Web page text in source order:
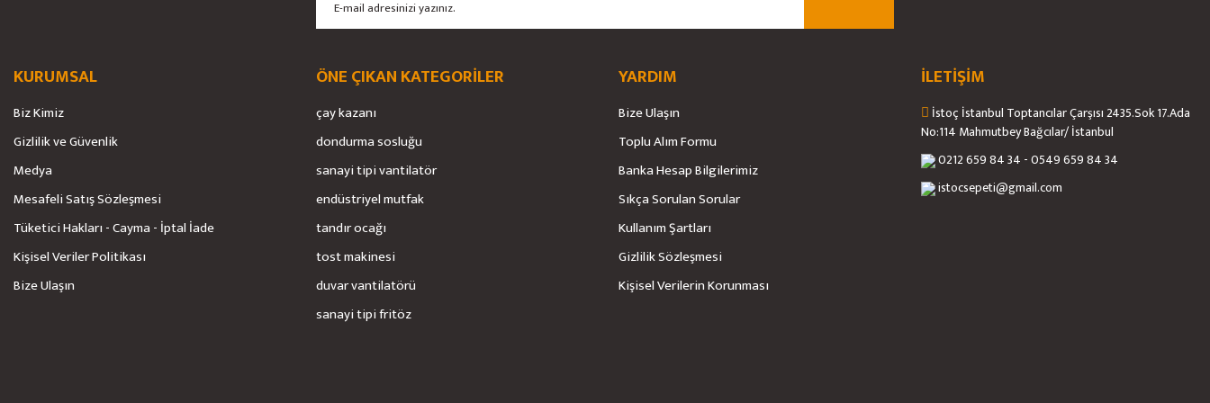
Gönder
KURUMSAL
Biz Kimiz
Gizlilik ve Güvenlik
Medya
Mesafeli Satış Sözleşmesi
Tüketici Hakları - Cayma - İptal İade
Kişisel Veriler Politikası
Bize Ulaşın
ÖNE ÇIKAN KATEGORİLER
çay kazanı
dondurma sosluğu
sanayi tipi vantilatör
endüstriyel mutfak
tandır ocağı
tost makinesi
duvar vantilatörü
sanayi tipi fritöz
YARDIM
Bize Ulaşın
Toplu Alım Formu
Banka Hesap Bilgilerimiz
Sıkça Sorulan Sorular
Kullanım Şartları
Gizlilik Sözleşmesi
Kişisel Verilerin Korunması
İLETİŞİM
İstoç İstanbul Toptancılar Çarşısı 2435.Sok 17.Ada
No:114 Mahmutbey Bağcılar/ İstanbul
0212 659 84 34 - 0549 659 84 34
istocsepeti@gmail.com